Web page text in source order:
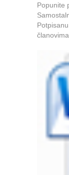
Popunite